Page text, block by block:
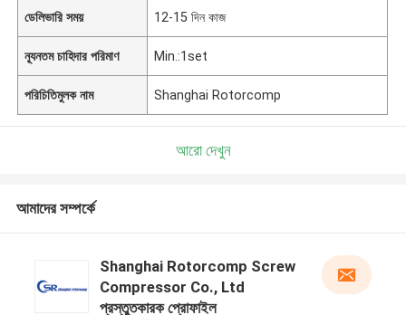
ডেলিভারি সময় 12-15 দিন কাজ
ন্যূনতম চাহিদার পরিমাণ Min.:1set
পরিচিতিমুলক নাম Shanghai Rotorcomp
আরো দেখুন
আমাদের সম্পর্কে
Shanghai Rotorcomp Screw
Compressor Co., Ltd
প্রস্তুতকারক প্রোফাইল